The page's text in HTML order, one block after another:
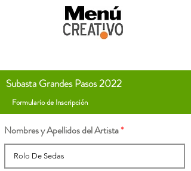
Subasta Grandes Pasos 2022
Formulario de Inscripción
Nombres y Apellidos del Artista